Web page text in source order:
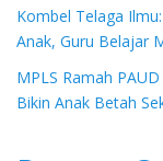
Kombel Telaga
Anak, Guru Belajar
MPLS Ramah
Bikin Anak Betah